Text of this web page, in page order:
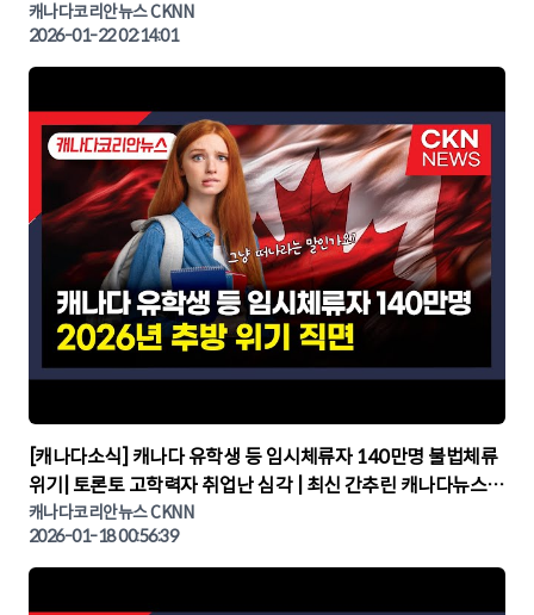
나다뉴스 | CKNNEWS, 캐나다코리안뉴스
캐나다코리안뉴스 CKNN
2026-01-22 02:14:01
▶
[캐나다소식] 캐나다 유학생 등 임시체류자 140만명 불법체류
위기| 토론토 고학력자 취업난 심각 | 최신 간추린 캐나다뉴스 |
CKNNEWS, 캐나다코리안뉴스
캐나다코리안뉴스 CKNN
2026-01-18 00:56:39